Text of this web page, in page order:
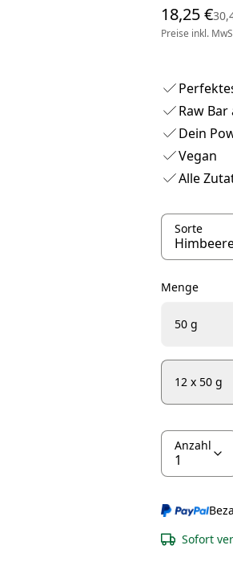
18,25 €
Preise inkl.
Raw
Dein
Vegan
Alle
Sorte
Menge
50 g
12 x 50 g
Anzahl
Sofort